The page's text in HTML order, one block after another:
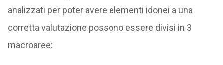
analizzati per poter avere elementi idonei a una
corretta valutazione possono essere divisi in 3
macroaree: